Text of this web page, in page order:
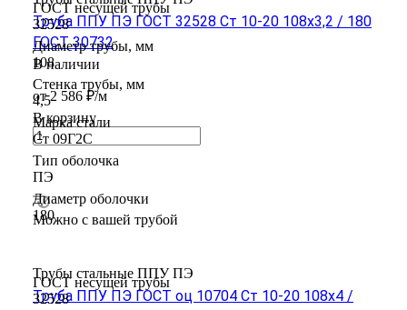
ГОСТ несущей трубы
32528
Диаметр трубы, мм
108
Стенка трубы, мм
4,5
Марка стали
Ст 09Г2С
Тип оболочка
ПЭ
Диаметр оболочки
180
ГОСТ несущей трубы
32528
Труба ППУ ПЭ ГОСТ 32528 Ст 10-20 108x3,2 / 180
ГОСТ 30732
В наличии
от 2 586 ₽/м
В корзину
Можно с вашей трубой
Трубы стальные ППУ ПЭ
Труба ППУ ПЭ ГОСТ оц 10704 Ст 10-20 108x4 /